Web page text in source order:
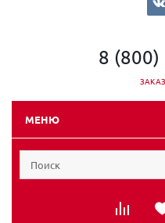
8 (800)
МЕНЮ